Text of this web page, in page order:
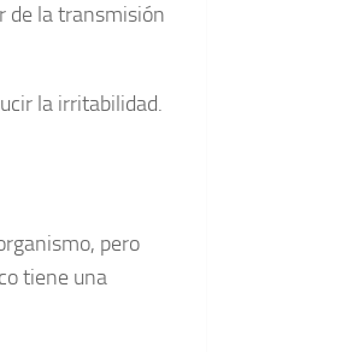
de la transmisión
la irritabilidad.
pero
tiene una